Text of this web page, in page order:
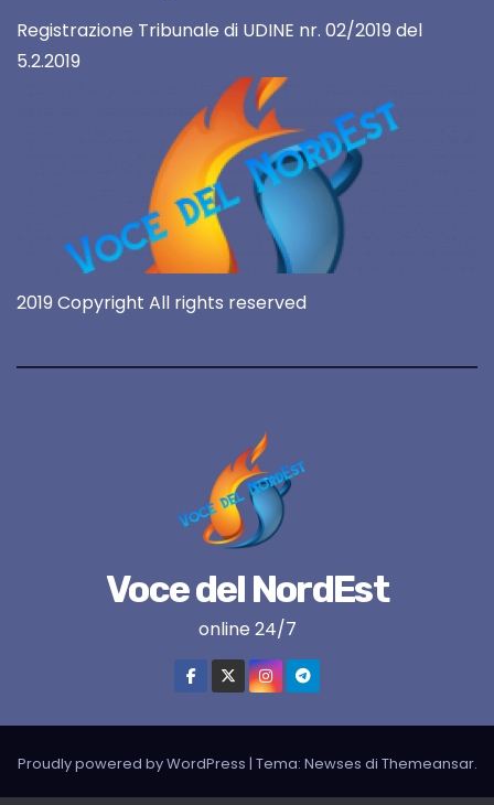
Registrazione Tribunale di UDINE nr. 02/2019 del
5.2.2019
2019 Copyright All rights reserved
Voce del NordEst
online 24/7
Proudly powered by WordPress | Tema: Newses di Themeansar.